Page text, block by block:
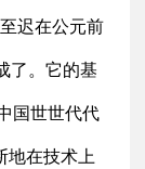
迟在公元前
了。它的基
国世世代代
地在技术上